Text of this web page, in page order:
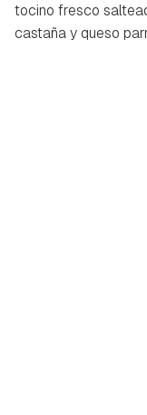
tocino fresco
castaña y queso